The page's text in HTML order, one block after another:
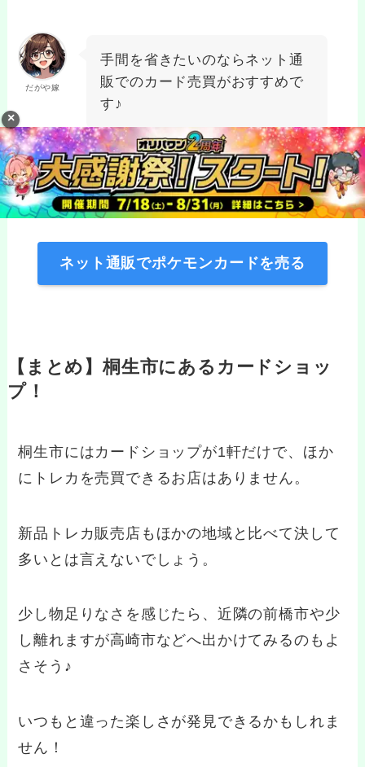
だがや嫁
手間を省きたいのならネット通
販でのカード売買がおすすめで
す♪
ネット通販でポケモンカードを買う
ネット通販でポケモンカードを売る
【まとめ】桐生市にあるカードショッ
プ！
桐生市にはカードショップが1軒だけで、ほか
にトレカを売買できるお店はありません。
新品トレカ販売店もほかの地域と比べて決して
多いとは言えないでしょう。
少し物足りなさを感じたら、近隣の前橋市や少
し離れますが高崎市などへ出かけてみるのもよ
さそう♪
いつもと違った楽しさが発見できるかもしれま
せん！